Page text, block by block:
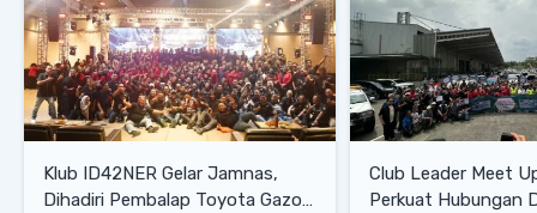
Klub ID42NER Gelar Jamnas,
Dihadiri Pembalap Toyota Gazoo
Club Leader Meet
Perkuat Hubungan